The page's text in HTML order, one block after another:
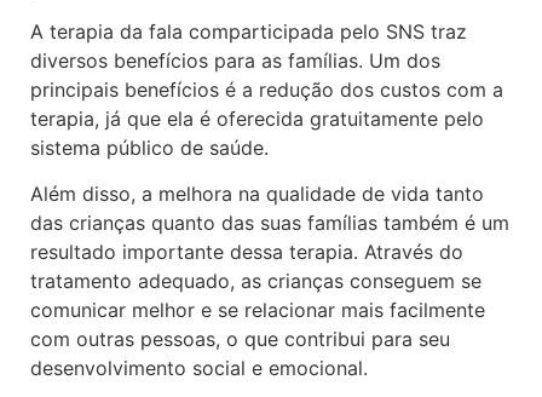
A terapia da fala comparticipada pelo SNS traz
diversos benefícios para as famílias. Um dos
principais benefícios é a redução dos custos com a
terapia, já que ela é oferecida gratuitamente pelo
sistema público de saúde.
Além disso, a melhora na qualidade de vida tanto
das crianças quanto das suas famílias também é um
resultado importante dessa terapia. Através do
tratamento adequado, as crianças conseguem se
comunicar melhor e se relacionar mais facilmente
com outras pessoas, o que contribui para seu
desenvolvimento social e emocional.